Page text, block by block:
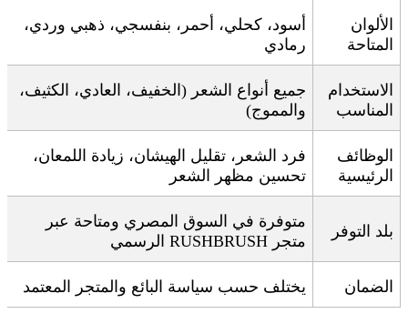
الألوان
المتاحة
أسود، كحلي، أحمر، بنفسجي، ذهبي وردي،
رمادي
الاستخدام
المناسب
جميع أنواع الشعر (الخفيف، العادي، الكثيف،
والمموج)
الوظائف
الرئيسية
فرد الشعر، تقليل الهيشان، زيادة اللمعان،
تحسين مظهر الشعر
بلد التوفر
متوفرة في السوق المصري ومتاحة عبر
متجر RUSHBRUSH الرسمي
الضمان يختلف حسب سياسة البائع والمتجر المعتمد